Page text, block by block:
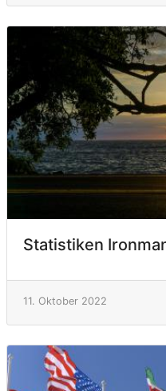
Statistiken
11. Oktober 2022